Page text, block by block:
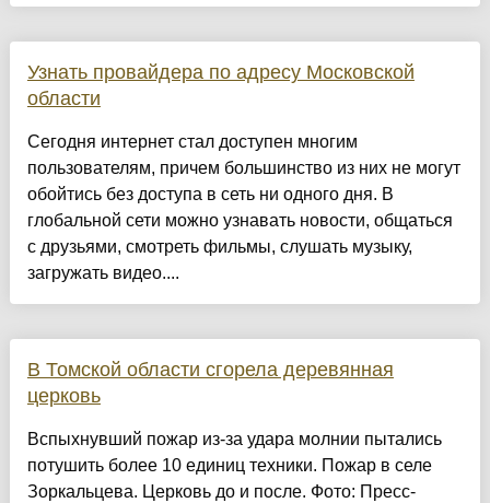
Узнать провайдера по адресу Московской
области
Сегодня интернет стал доступен многим
пользователям, причем большинство из них не могут
обойтись без доступа в сеть ни одного дня. В
глобальной сети можно узнавать новости, общаться
с друзьями, смотреть фильмы, слушать музыку,
загружать видео....
В Томской области сгорела деревянная
церковь
Вспыхнувший пожар из-за удара молнии пытались
потушить более 10 единиц техники. Пожар в селе
Зоркальцева. Церковь до и после. Фото: Пресс-